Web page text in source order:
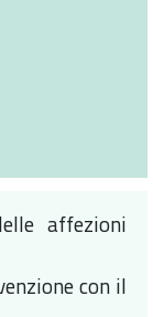
affezioni
con il